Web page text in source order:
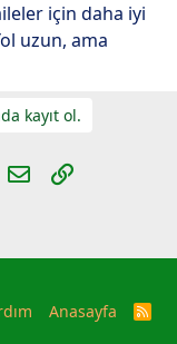
için daha iyi
uzun, ama
kayıt ol.
E-postaLink
Anasayfa
R